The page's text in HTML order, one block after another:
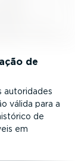
de
autoridades
válida para a
de
em